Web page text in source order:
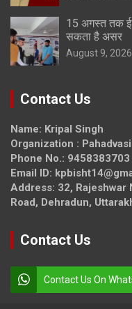
15 अगस्त तक ई-
सकता है असर
August 9, 2026
Contact Us
Name: Kripal Singh
Organization : Pahadvasi
Phone No.: 9458383703
Email ID:
Address: 32, Rajeshwar
Road, Dehradun,
Contact Us
Contact Us On